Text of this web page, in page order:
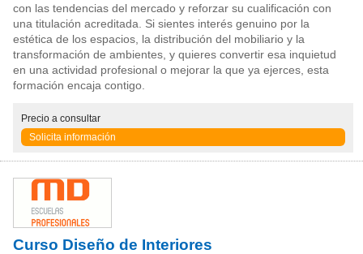
con las tendencias del mercado y reforzar su cualificación con
una titulación acreditada. Si sientes interés genuino por la
estética de los espacios, la distribución del mobiliario y la
transformación de ambientes, y quieres convertir esa inquietud
en una actividad profesional o mejorar la que ya ejerces, esta
formación encaja contigo.
Precio a consultar
Solicita información
Curso Diseño de Interiores